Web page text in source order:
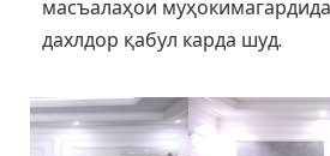
масъалаҳои
дахлдор қабул карда шуд.